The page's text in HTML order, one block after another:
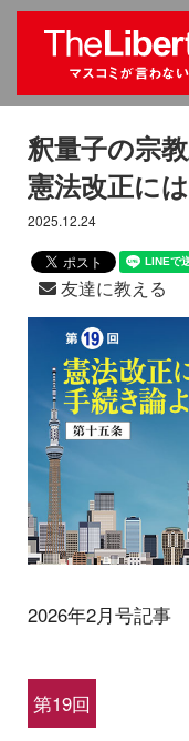
釈量子の宗
憲法改正に
2025.12.24
友達に教える
2026年2月号記事
第19回